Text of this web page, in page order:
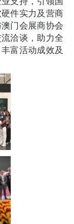
件实力及营商
门会展商协会
洽谈，助力全
富活动成效及